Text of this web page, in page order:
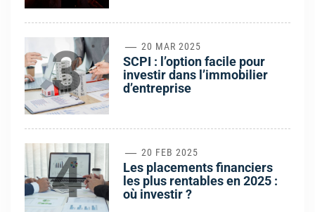
3 20 MAR 2025
SCPI : l’option facile pour
investir dans l’immobilier
d’entreprise
4 20 FEB 2025
Les placements financiers
les plus rentables en 2025 :
où investir ?